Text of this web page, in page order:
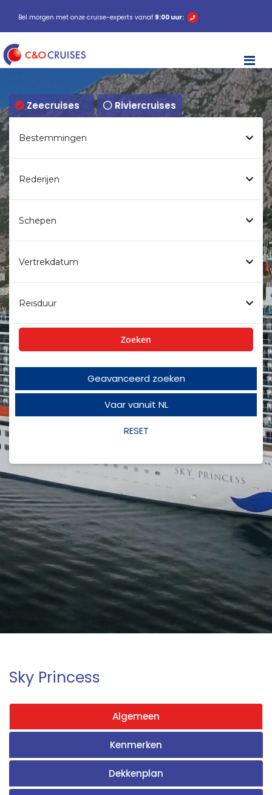
Bel morgen met onze cruise-experts vanaf 9:00 uur:
Zeecruises Riviercruises
Bestemmingen
Rederijen
Schepen
Vertrekdatum
Reisduur
Zoeken
Geavanceerd zoeken
Vaar vanuit NL
RESET
Sky Princess
Algemeen
Kenmerken
Dekkenplan